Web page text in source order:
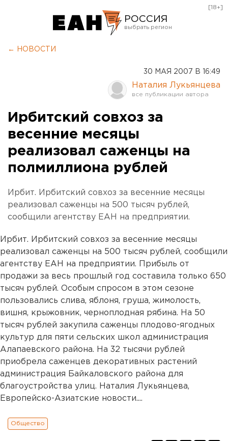
РОССИЯ
Оренбург
[18+]
← НОВОСТИ
30 МАЯ 2007 В 16:49
Наталия Лукьянцева
Ирбитский совхоз за
весенние месяцы
реализовал саженцы на
полмиллиона рублей
Ирбит. Ирбитский совхоз за весенние месяцы
реализовал саженцы на 500 тысяч рублей,
сообщили агентству ЕАН на предприятии.
Ирбит. Ирбитский совхоз за весенние месяцы
реализовал саженцы на 500 тысяч рублей, сообщили
агентству ЕАН на предприятии. Прибыль от
продажи за весь прошлый год составила только 650
тысяч рублей. Особым спросом в этом сезоне
пользовались слива, яблоня, груша, жимолость,
вишня, крыжовник, черноплодная рябина. На 50
тысяч рублей закупила саженцы плодово-ягодных
культур для пяти сельских школ администрация
Алапаевского района. На 32 тысячи рублей
приобрела саженцев декоративных растений
администрация Байкаловского района для
благоустройства улиц. Наталия Лукьянцева,
Европейско-Азиатские новости....
Общество